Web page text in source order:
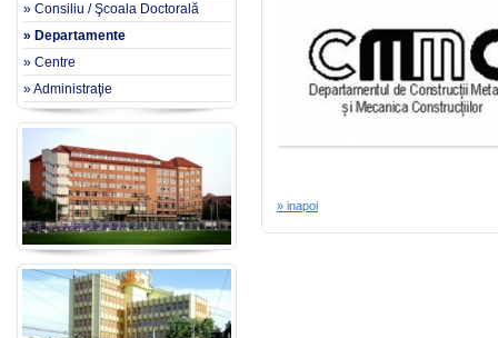
» Consiliu / Şcoala Doctorală
» Departamente
» Centre
» Administraţie
» inapoi